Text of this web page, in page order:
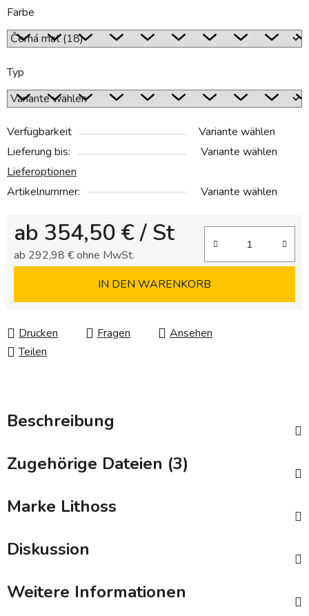
Farbe
Typ
Verfügbarkeit
Variante wählen
Lieferung bis:
Variante wählen
Lieferoptionen
Artikelnummer:
Variante wählen
ab 354,50 € / St
ab 292,98 €ohne MwSt.
IN DEN WARENKORB
Drucken Fragen
Ansehen
Teilen
Beschreibung
Zugehörige Dateien (3)
Marke Lithoss
Diskussion
Weitere Informationen